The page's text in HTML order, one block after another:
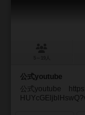
公式youtube
公式youtube